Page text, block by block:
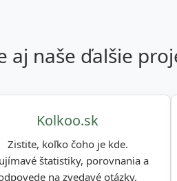
aj naše ďalšie
Kolkoo.sk
Zistite, koľko čoho je kde.
štatistiky, porovnania a
na zvedavé otázky.